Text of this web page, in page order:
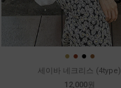
● ● ● ●
세이바 네크리스 (4type)
12,000원